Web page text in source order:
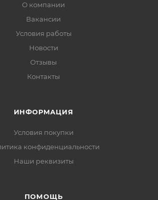
О компании
Вакансии
Условия работы
Новости
Отзывы
Контакты
ИНФОРМАЦИЯ
Условия покупки
конфиденциальности
Наши реквизиты
ПОМОЩЬ